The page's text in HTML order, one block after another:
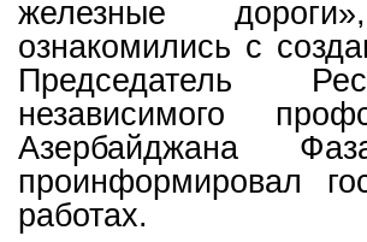
железные
ознакомились с
Председатель
независимого
Азербайджана
проинформировал
работах.